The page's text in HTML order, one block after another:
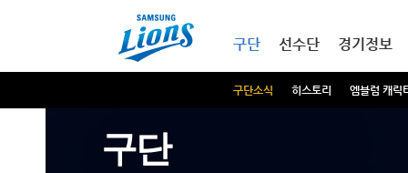
구단
구단소식 히스토리 엠블럼 캐릭
선수단 경기정보
구단